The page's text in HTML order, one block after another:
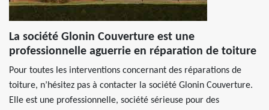
La société Glonin Couverture est une
professionnelle aguerrie en réparation de toiture
Pour toutes les interventions concernant des réparations de
toiture, n’hésitez pas à contacter la société Glonin Couverture.
Elle est une professionnelle, société sérieuse pour des